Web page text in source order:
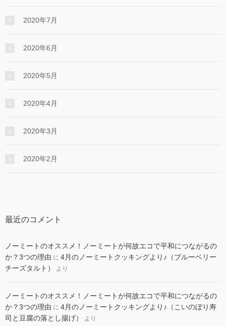
2020年7月
2020年6月
2020年5月
2020年4月
2020年3月
2020年2月
最近のコメント
ノーミートのオススメ！ノーミートが何故エコで平和につながるの
か？3つの理由 に 4月のノーミートクッキングより♪（ブルーベリー
チーズタルト）
より
ノーミートのオススメ！ノーミートが何故エコで平和につながるの
か？3つの理由 に 4月のノーミートクッキングより♪（こいのぼり寿
司と豆腐の落とし揚げ）
より